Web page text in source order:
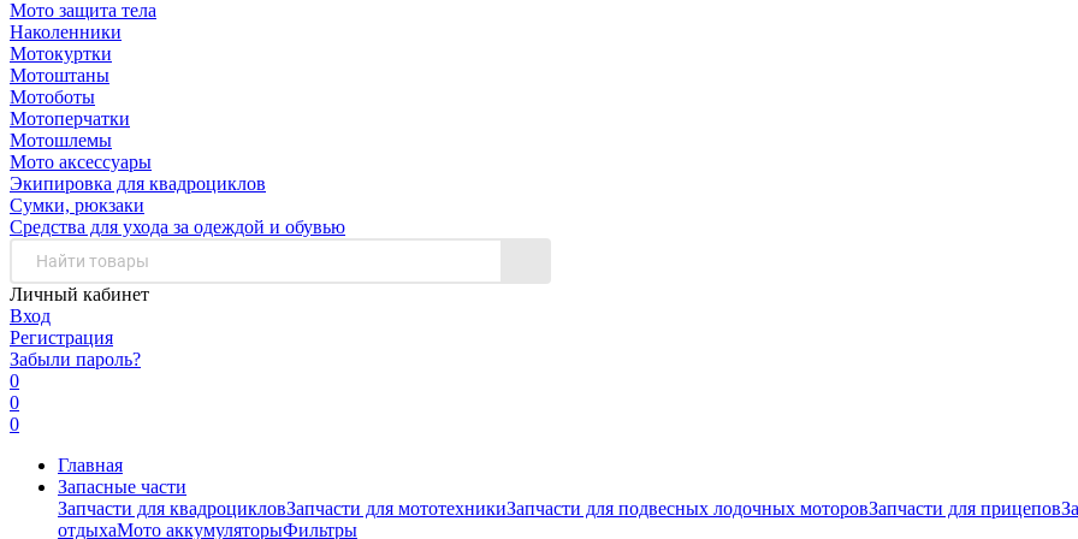
Мото защита тела
Наколенники
Мотокуртки
Мотоштаны
Мотоботы
Мотоперчатки
Мотошлемы
Мото аксессуары
Экипировка для квадроциклов
Сумки, рюкзаки
Средства для ухода за одеждой и обувью
Личный кабинет
Вход
Регистрация
Забыли пароль?
0
0
0
Главная
Запасные части
Запчасти для квадроцикловЗапчасти для мототехникиЗапчасти для подвесных лодочных моторовЗапчасти для прицепов
отдыхаМото аккумуляторыФильтры